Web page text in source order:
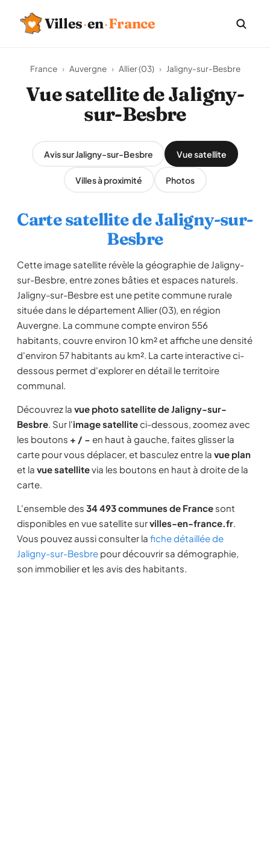
Villes·en·France
France › Auvergne › Allier (03) › Jaligny-sur-Besbre
Vue satellite de Jaligny-
sur-Besbre
Avis sur Jaligny-sur-Besbre Vue satellite
Villes à proximité Photos
Carte satellite de Jaligny-sur-
Besbre
Cette image satellite révèle la géographie de Jaligny-
sur-Besbre, entre zones bâties et espaces naturels.
Jaligny-sur-Besbre est une petite commune rurale
située dans le département Allier (03), en région
Auvergne. La commune compte environ 556
habitants, couvre environ 10 km² et affiche une densité
d'environ 57 habitants au km². La carte interactive ci-
dessous permet d'explorer en détail le territoire
communal.
Découvrez la vue photo satellite de Jaligny-sur-
Besbre. Sur l'image satelliteci-dessous, zoomez avec
les boutons + / − en haut à gauche, faites glisser la
carte pour vous déplacer, et basculez entre la vue plan
et la vue satellitevia les boutons en haut à droite de la
carte.
L'ensemble des 34 493 communes de France sont
disponibles en vue satellite survilles-en-france.fr.
Vous pouvez aussi consulter la fiche détaillée de
Jaligny-sur-Besbre pour découvrir sa démographie,
son immobilier et les avis des habitants.